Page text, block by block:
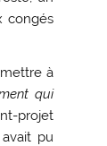
congés
à
qui
projet
avait pu